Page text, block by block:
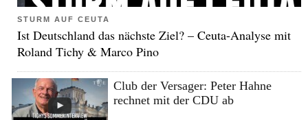
STURM AUF CEUTA
Ist Deutschland das nächste Ziel? – Ceuta-Analyse mit
Roland Tichy & Marco Pino
Club der Versager: Peter Hahne
rechnet mit der CDU ab